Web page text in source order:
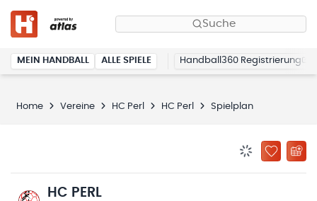
Suche
MEIN HANDBALL ALLE SPIELE Handball360 Registrierung
Home Vereine HC Perl HC Perl Spielplan
ZU
HC PERL